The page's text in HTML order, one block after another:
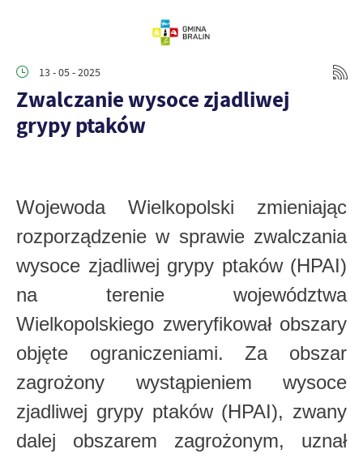
13 - 05 - 2025
Zwalczanie wysoce zjadliwej
grypy ptaków
Wojewoda Wielkopolski zmieniając
rozporządzenie w sprawie zwalczania
wysoce zjadliwej grypy ptaków (HPAI)
na terenie województwa
Wielkopolskiego zweryfikował obszary
objęte ograniczeniami. Za obszar
zagrożony wystąpieniem wysoce
zjadliwej grypy ptaków (HPAI), zwany
dalej obszarem zagrożonym, uznał